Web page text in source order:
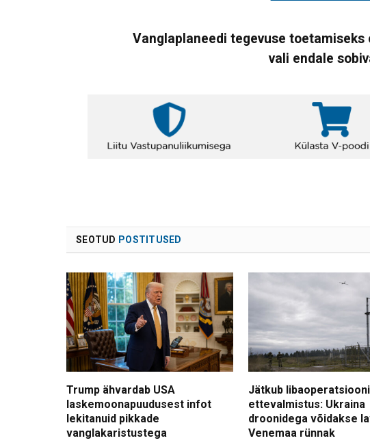
Vanglaplaneedi tegevuse
vali endale
SEOTUD POSTITUSED
Trump ähvardab USA
laskemoonapuudusest infot
lekitanuid pikkade
vanglakaristustega
Jätkub libaoperatsiooni
ettevalmistus: Ukraina
droonidega võidakse
Venemaa rünnak